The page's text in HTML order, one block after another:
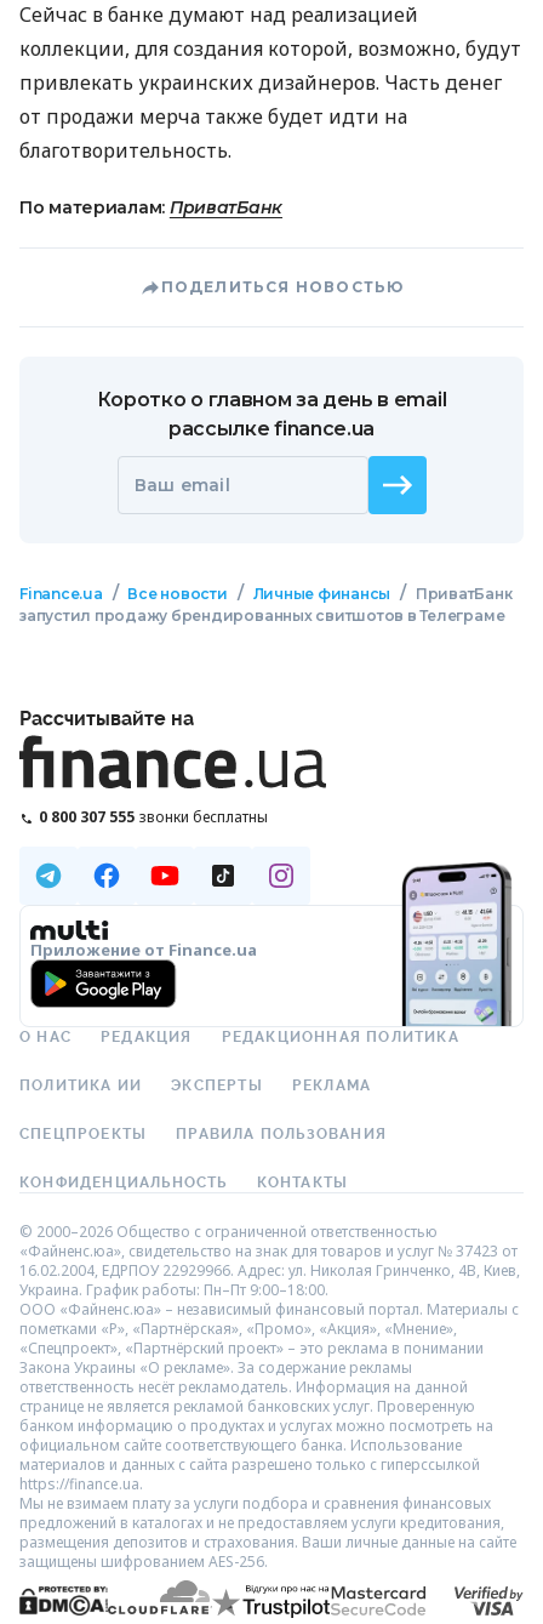
Сейчас в банке думают над реализацией
коллекции, для создания которой, возможно, будут
привлекать украинских дизайнеров. Часть денег
от продажи мерча также будет идти на
благотворительность.
По материалам: ПриватБанк
ПОДЕЛИТЬСЯ НОВОСТЬЮ
Коротко о главном за день в email
рассылке finance.ua
Ваш email
Finance.ua / Все новости / Личные финансы /
ПриватБанк
запустил продажу брендированных свитшотов в Телеграме
Рассчитывайте на
0 800 307 555 звонки бесплатны
Приложение от Finance.ua
О НАС РЕДАКЦИЯ РЕДАКЦИОННАЯ ПОЛИТИКА
ПОЛИТИКА ИИ ЭКСПЕРТЫ РЕКЛАМА
СПЕЦПРОЕКТЫ ПРАВИЛА ПОЛЬЗОВАНИЯ
КОНФИДЕНЦИАЛЬНОСТЬ КОНТАКТЫ
© 2000–2026 Общество с ограниченной ответственностью
«Файненс.юа», свидетельство на знак для товаров и услуг № 37423 от
16.02.2004, ЕДРПОУ 22929966. Адрес: ул. Николая Гринченко, 4В, Киев,
Украина. График работы: Пн–Пт 9:00–18:00.
ООО «Файненс.юа» – независимый финансовый портал. Материалы с
пометками «Р», «Партнёрская», «Промо», «Акция», «Мнение»,
«Спецпроект», «Партнёрский проект» – это реклама в понимании
Закона Украины «О рекламе». За содержание рекламы
ответственность несёт рекламодатель. Информация на данной
странице не является рекламой банковских услуг. Проверенную
банком информацию о продуктах и услугах можно посмотреть на
официальном сайте соответствующего банка. Использование
материалов и данных с сайта разрешено только с гиперссылкой
https://finance.ua.
Мы не взимаем плату за услуги подбора и сравнения финансовых
предложений в каталогах и не предоставляем услуги кредитования,
размещения депозитов и страхования. Ваши личные данные на сайте
защищены шифрованием AES-256.